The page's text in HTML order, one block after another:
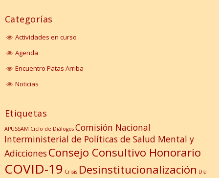
Categorías
Actividades en curso
Agenda
Encuentro Patas Arriba
Noticias
Etiquetas
APUSSAM Ciclo de Diálogos Comisión Nacional
Interministerial de Políticas de Salud Mental y
Adicciones Consejo Consultivo Honorario
COVID-19 Crisis Desinstitucionalización Día